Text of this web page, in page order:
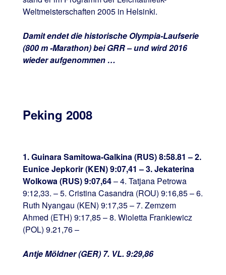
Weltmeisterschaften 2005 in Helsinki.
Damit endet die historische Olympia-Laufserie
(800 m -Marathon) bei GRR – und wird 2016
wieder aufgenommen …
Peking 2008
1. Guinara Samitowa-Galkina (RUS) 8:58.81 – 2.
Eunice Jepkorir (KEN) 9:07,41 – 3. Jekaterina
Wolkowa (RUS) 9:07,64– 4. Tatjana Petrowa
9:12,33. – 5. Cristina Casandra (ROU) 9:16,85 – 6.
Ruth Nyangau (KEN) 9:17,35 – 7. Zemzem
Ahmed (ETH) 9:17,85 – 8. Wioletta Frankiewicz
(POL) 9.21,76 –
Antje Möldner (GER) 7. VL. 9:29,86